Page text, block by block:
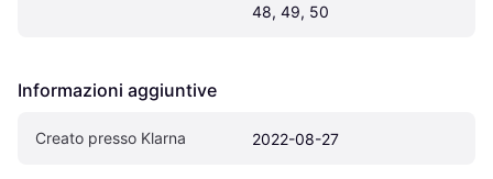
48, 49, 50
Informazioni aggiuntive
Creato presso Klarna 2022-08-27